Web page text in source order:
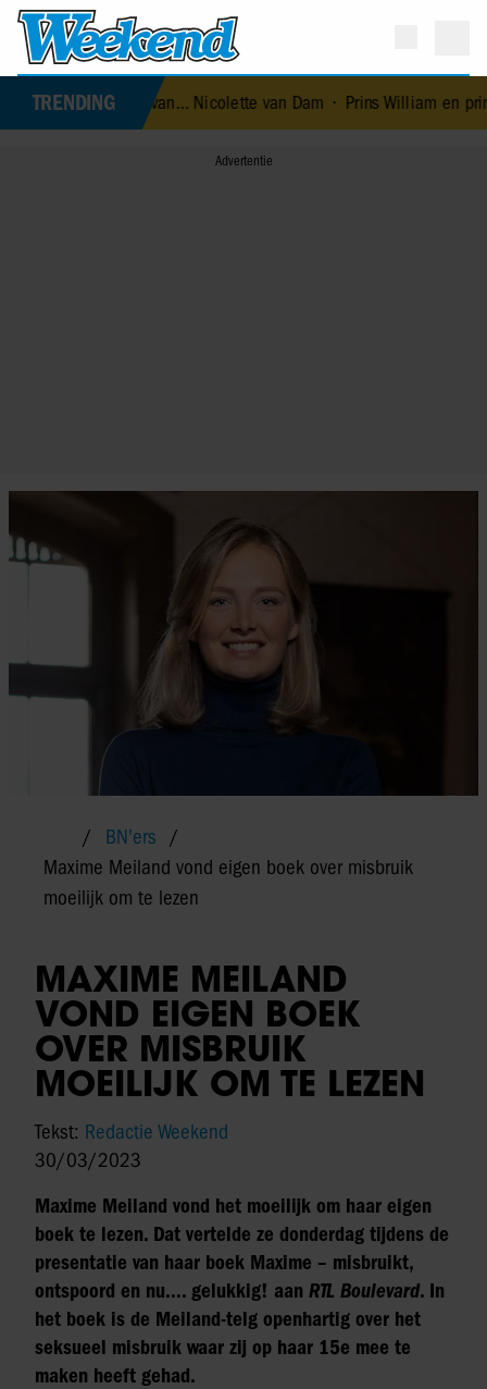
TRENDING
van… Nicolette van Dam•Prins William en prinses
BN'ers
Maxime Meiland vond eigen boek over misbruik
moeilijk om te lezen
MAXIME MEILAND
VOND EIGEN BOEK
OVER MISBRUIK
MOEILIJK OM TE LEZEN
Tekst: Redactie Weekend
30/03/2023
Maxime Meiland vond het moeilijk om haar eigen
boek te lezen. Dat vertelde ze donderdag tijdens de
presentatie van haar boek Maxime – misbruikt,
ontspoord en nu…. gelukkig! aan RTL Boulevard. In
het boek is de Meiland-telg openhartig over het
seksueel misbruik waar zij op haar 15e mee te
maken heeft gehad.